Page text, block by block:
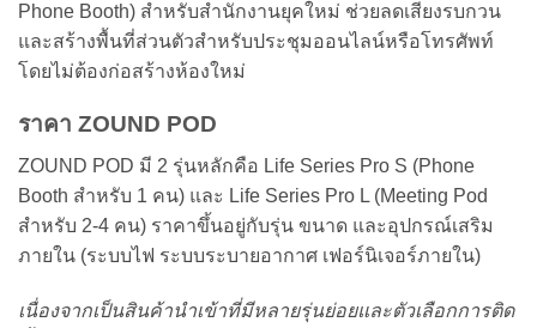
Phone Booth) สำหรับสำนักงานยุคใหม่ ช่วยลดเสียงรบกวน
และสร้างพื้นที่ส่วนตัวสำหรับประชุมออนไลน์หรือโทรศัพท์
โดยไม่ต้องก่อสร้างห้องใหม่
ราคา ZOUND POD
ZOUND POD มี 2 รุ่นหลักคือ Life Series Pro S (Phone
Booth สำหรับ 1 คน) และ Life Series Pro L (Meeting Pod
สำหรับ 2-4 คน) ราคาขึ้นอยู่กับรุ่น ขนาด และอุปกรณ์เสริม
ภายใน (ระบบไฟ ระบบระบายอากาศ เฟอร์นิเจอร์ภายใน)
เนื่องจากเป็นสินค้านำเข้าที่มีหลายรุ่นย่อยและตัวเลือกการติด